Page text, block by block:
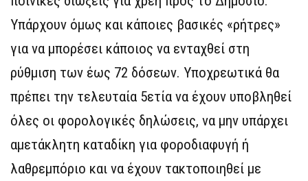
Υπάρχουν όμως και κάποιες βασικές «ρήτρες»
για να μπορέσει κάποιος να ενταχθεί στη
ρύθμιση των έως 72 δόσεων. Υποχρεωτικά θα
πρέπει την τελευταία 5ετία να έχουν υποβληθεί
όλες οι φορολογικές δηλώσεις, να μην υπάρχει
αμετάκλητη καταδίκη για φοροδιαφυγή ή
λαθρεμπόριο και να έχουν τακτοποιηθεί με